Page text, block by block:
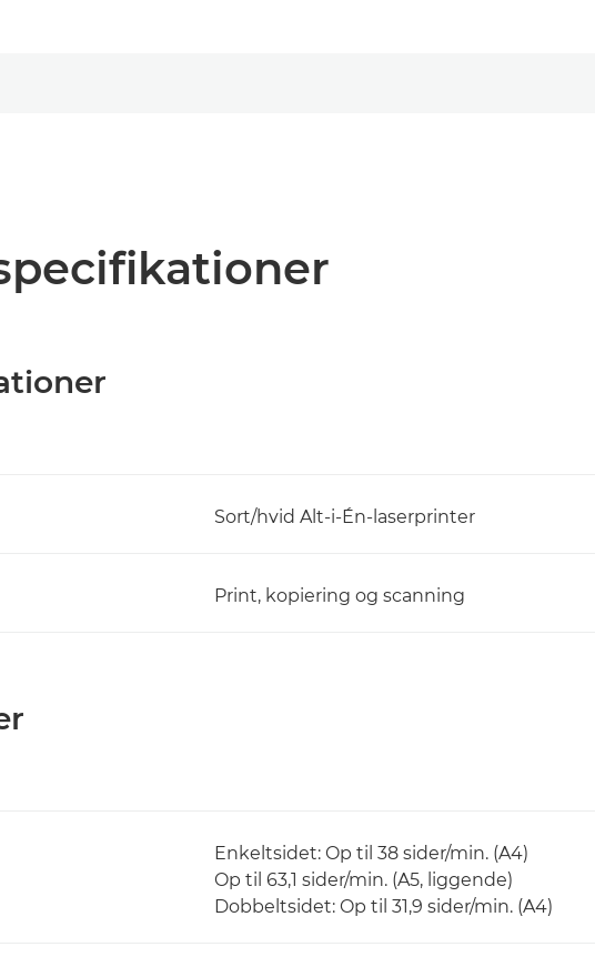
Sort/hvid Alt-i-Én-laserprinter
Print, kopiering og scanning
Enkeltsidet: Op til 38 sider/min. (A4)
Op til 63,1 sider/min. (A5, liggende)
Dobbeltsidet: Op til 31,9 sider/min. (A4)